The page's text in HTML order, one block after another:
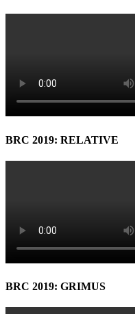
BRC 2019: RELATIVE
BRC 2019: GRIMUS